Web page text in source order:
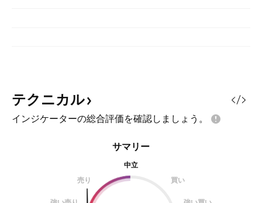
テクニカル
インジケーターの総合評価を確認しましょう。
サマリー
中立
売り
買い